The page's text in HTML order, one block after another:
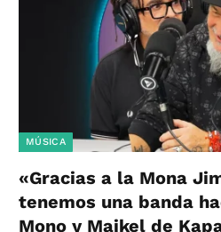
MÚSICA
«Gracias a la Mona
tenemos una banda
Mono y Maikel de